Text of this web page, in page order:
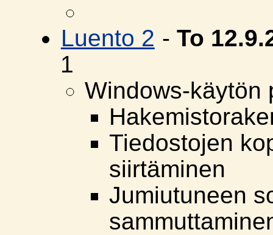
Luento 2 - To
1
Windows-käytön
Tiedostojen
siirtäminen
Jumiutuneen